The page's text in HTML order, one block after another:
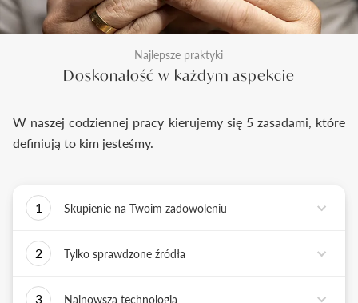
Najlepsze praktyki
Doskonałość w każdym aspekcie
W naszej codziennej pracy kierujemy się 5 zasadami, które
definiują to kim jesteśmy.
1
Skupienie na Twoim zadowoleniu
zadanie - dostarczyć Ci biżuterię i doświadczenie,
2
Tylko sprawdzone źródła
sprawdzonych źródłach pochodzenia i
3
Najnowsza technologia